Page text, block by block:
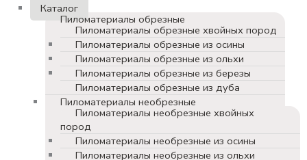
Каталог
Пиломатериалы обрезные
Пиломатериалы обрезные хвойных пород
Пиломатериалы обрезные из осины
Пиломатериалы обрезные из ольхи
Пиломатериалы обрезные из березы
Пиломатериалы обрезные из дуба
Пиломатериалы необрезные
Пиломатериалы необрезные хвойных
пород
Пиломатериалы необрезные из осины
Пиломатериалы необрезные из ольхи